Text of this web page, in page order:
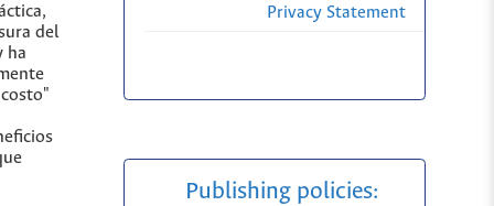
del
ha
Privacy Statement
Publishing policies: